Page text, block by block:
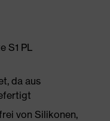
S1 PL
da aus
von Silikonen,